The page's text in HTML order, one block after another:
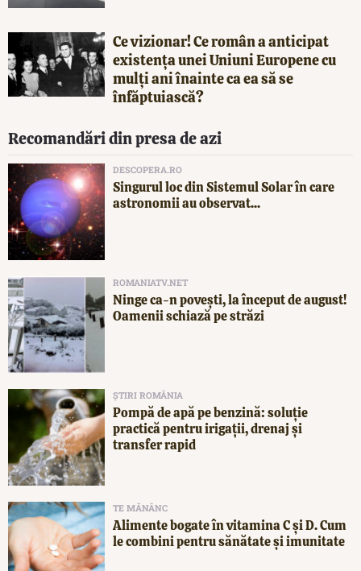
Ce vizionar! Ce român a anticipat
existența unei Uniuni Europene cu
mulți ani înainte ca ea să se
înfăptuiască?
Recomandări din presa de azi
DESCOPERA.RO
Singurul loc din Sistemul Solar în care
astronomii au observat...
ROMANIATV.NET
Ninge ca-n povești, la început de august!
Oamenii schiază pe străzi
ȘTIRI ROMÂNIA
Pompă de apă pe benzină: soluție
practică pentru irigații, drenaj și
transfer rapid
TE MĂNÂNC
Alimente bogate în vitamina C și D. Cum
le combini pentru sănătate și imunitate